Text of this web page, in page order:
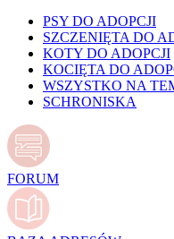
PSY DO ADOPCJI
SZCZENIĘTA DO
KOTY DO ADOPCJI
KOCIĘTA DO
WSZYSTKO NA
SCHRONISKA
FORUM